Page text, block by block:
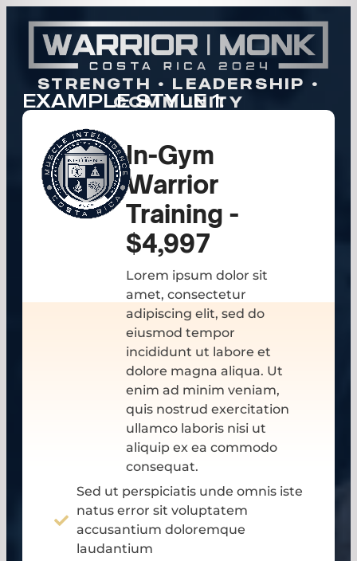
STRENGTH • LEADERSHIP •
COMMUNITY
EXAMPLE STYLE 1:
In-Gym
Warrior
Training -
$4,997
Lorem ipsum dolor sit
amet, consectetur
adipiscing elit, sed do
eiusmod tempor
incididunt ut labore et
dolore magna aliqua. Ut
enim ad minim veniam,
quis nostrud exercitation
ullamco laboris nisi ut
aliquip ex ea commodo
consequat.
Sed ut perspiciatis unde omnis iste
natus error sit voluptatem
accusantium doloremque
laudantium